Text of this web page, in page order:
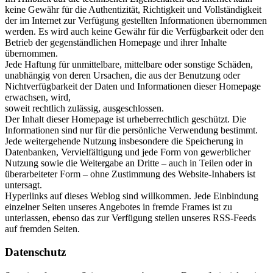
keine Gewähr für die Authentizität, Richtigkeit und Vollständigkeit
der im Internet zur Verfügung gestellten Informationen übernommen
werden. Es wird auch keine Gewähr für die Verfügbarkeit oder den
Betrieb der gegenständlichen Homepage und ihrer Inhalte
übernommen.
Jede Haftung für unmittelbare, mittelbare oder sonstige Schäden,
unabhängig von deren Ursachen, die aus der Benutzung oder
Nichtverfügbarkeit der Daten und Informationen dieser Homepage
erwachsen, wird,
soweit rechtlich zulässig, ausgeschlossen.
Der Inhalt dieser Homepage ist urheberrechtlich geschützt. Die
Informationen sind nur für die persönliche Verwendung bestimmt.
Jede weitergehende Nutzung insbesondere die Speicherung in
Datenbanken, Vervielfältigung und jede Form von gewerblicher
Nutzung sowie die Weitergabe an Dritte – auch in Teilen oder in
überarbeiteter Form – ohne Zustimmung des Website-Inhabers ist
untersagt.
Hyperlinks auf dieses Weblog sind willkommen. Jede Einbindung
einzelner Seiten unseres Angebotes in fremde Frames ist zu
unterlassen, ebenso das zur Verfügung stellen unseres RSS-Feeds
auf fremden Seiten.
Datenschutz